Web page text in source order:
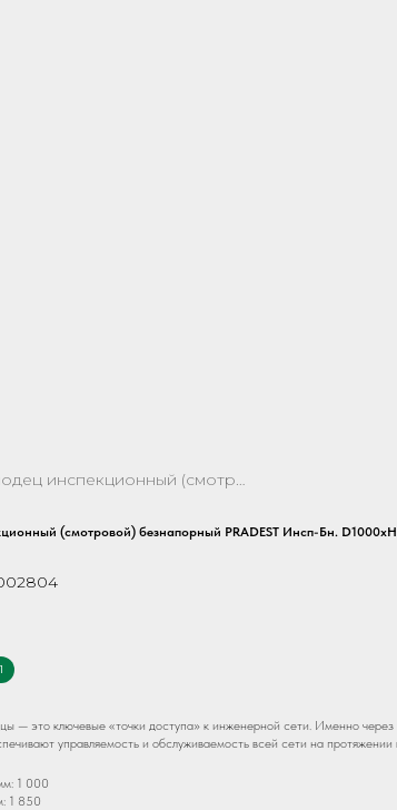
Колодец инспекционный (смотровой) безнапорный PRADEST Инсп-Бн. D1000хH2250. SN8 Горловина D700хH500
(смотровой) безнапорный PRADEST Инсп-Бн.
— это ключевые «точки доступа» к инженерной сети. Именно через
управляемость и обслуживаемость всей сети на протяжении
1 000
1 850